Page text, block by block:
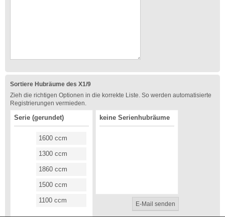
Sortiere Hubräume des X1/9
Zieh die richtigen Optionen in die korrekte Liste. So werden automatisierte
Registrierungen vermieden.
Serie (gerundet)
1600 ccm
1300 ccm
1860 ccm
1500 ccm
1100 ccm
keine Serienhubräume